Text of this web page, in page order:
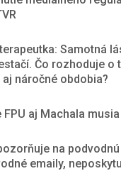
Samotná
Čo rozhoduje o
aj náročné obdobia?
FPU aj Machala
na
emaily,